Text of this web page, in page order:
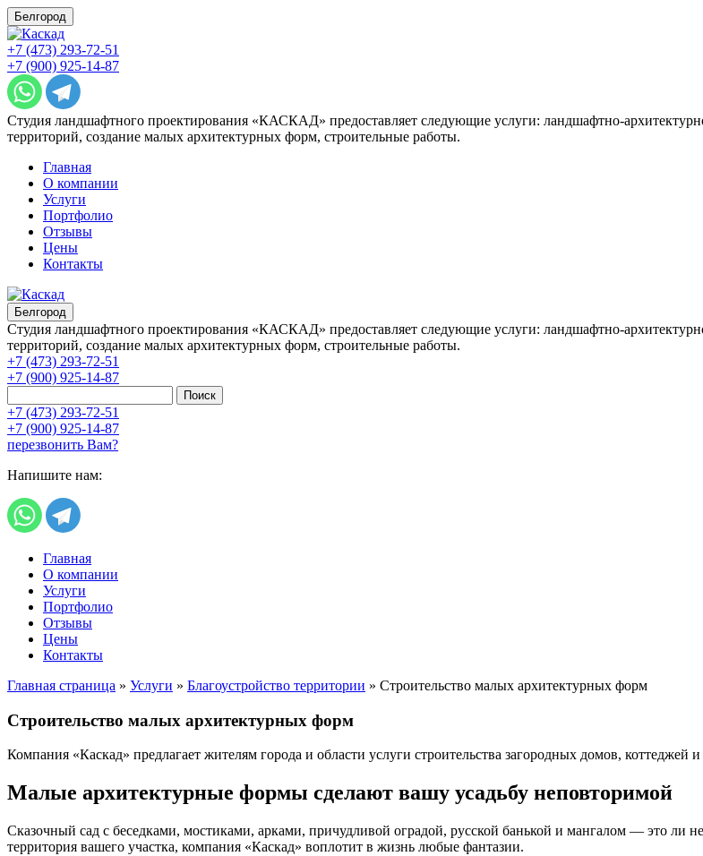
Белгород
+7 (473) 293-72-51
+7 (900) 925-14-87
Студия ландшафтного проектирования «КАСКАД» предоставляет следующие услуги: ландшафтно-
территорий, создание малых архитектурных форм, строительные работы.
Главная
О компании
Услуги
Портфолио
Отзывы
Цены
Контакты
Белгород
Студия ландшафтного проектирования «КАСКАД» предоставляет следующие услуги: ландшафтно-
территорий, создание малых архитектурных форм, строительные работы.
+7 (473) 293-72-51
+7 (900) 925-14-87
Поиск
+7 (473) 293-72-51
+7 (900) 925-14-87
перезвонить Вам?
Напишите нам:
Главная
О компании
Услуги
Портфолио
Отзывы
Цены
Контакты
Главная страница » Услуги » Благоустройство территории » Строительство малых архитектурных форм
Строительство малых архитектурных форм
Компания «Каскад» предлагает жителям города и области услуги строительства загородных домов,
Малые архитектурные формы сделают вашу усадьбу неповторимой
Сказочный сад с беседками, мостиками, арками, причудливой оградой, русской банькой и мангалом — это ли
территория вашего участка, компания «Каскад» воплотит в жизнь любые фантазии.